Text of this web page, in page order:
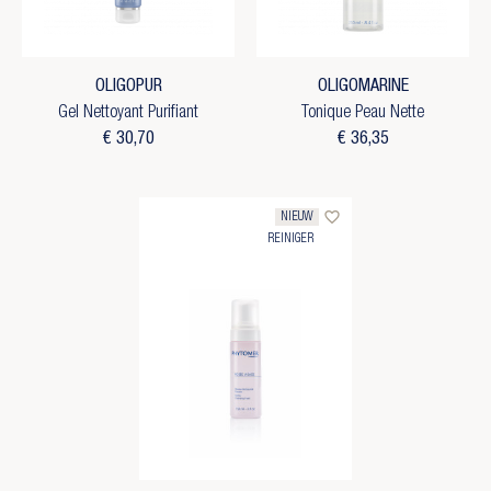
OLIGOPUR
Gel Nettoyant Purifiant
€ 30,70
OLIGOMARINE
Tonique Peau Nette
€ 36,35
NIEUW
REINIGER
favorite_border